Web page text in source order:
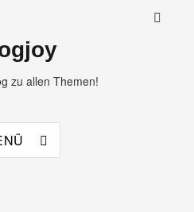
zu allen Themen!